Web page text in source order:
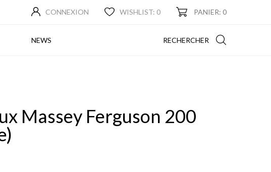
CONNEXION WISHLIST: 0 PANIER: 0
NEWS RECHERCHER
Massey Ferguson 200